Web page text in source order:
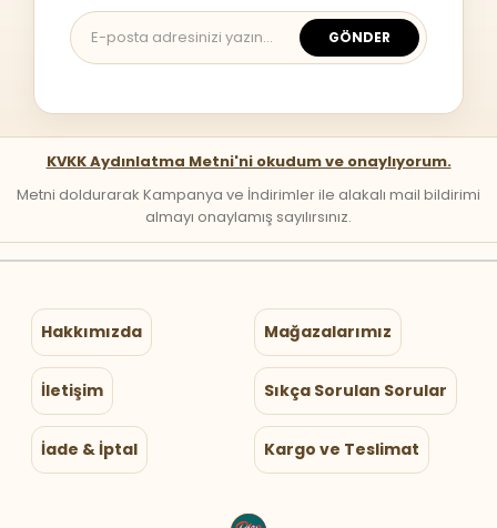
GÖNDER
KVKK Aydınlatma Metni'ni okudum ve onaylıyorum.
Metni doldurarak Kampanya ve İndirimler ile alakalı mail bildirimi
almayı onaylamış sayılırsınız.
Hakkımızda Mağazalarımız
İletişim Sıkça Sorulan Sorular
İade & İptal Kargo ve Teslimat